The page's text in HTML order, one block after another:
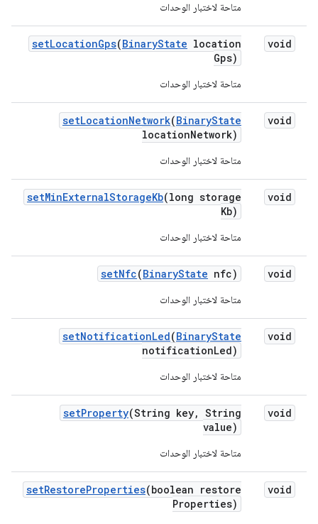
متاحة لاختبار الوحدات
void
setLocationGps(BinaryState location
Gps)
متاحة لاختبار الوحدات
void
setLocationNetwork(BinaryState
locationNetwork)
متاحة لاختبار الوحدات
void
setMinExternalStorageKb(long storage
Kb)
متاحة لاختبار الوحدات
void
setNfc(BinaryState nfc)
متاحة لاختبار الوحدات
void
setNotificationLed(BinaryState
notificationLed)
متاحة لاختبار الوحدات
void
setProperty(String key, String
value)
متاحة لاختبار الوحدات
void
setRestoreProperties(boolean restore
Properties)